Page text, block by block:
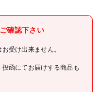
KAKUDAI サドルバンド
6250-40
確認下さい
受け出来ません。
函にてお届けする商品も